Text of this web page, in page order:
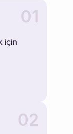
01
için
02